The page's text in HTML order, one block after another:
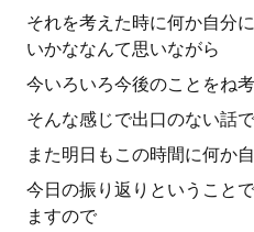
それを考えた時に何か自分
いかななんて思いながら
今いろいろ今後のことをね
そんな感じで出口のない話
また明日もこの時間に何か
今日の振り返りということ
ますので